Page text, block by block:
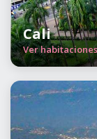
Cali
Ver